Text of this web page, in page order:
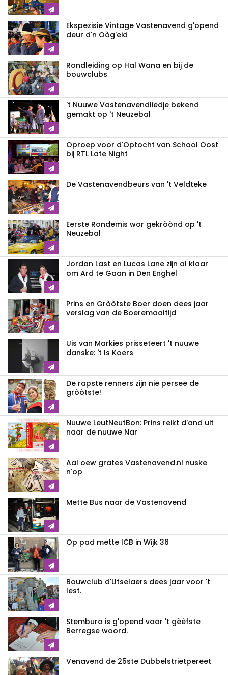
Ekspezisie Vintage Vastenavend g'opend
deur d'n Oòg'eid
Rondleiding op Hal Wana en bij de
bouwclubs
't Nuuwe Vastenavendliedje bekend
gemakt op 't Neuzebal
Oproep voor d'Optocht van School Oost
bij RTL Late Night
De Vastenavendbeurs van 't Veldteke
Eerste Rondemis wor gekròònd op 't
Neuzebal
Jordan Last en Lucas Lane zijn al klaar
om Ard te Gaan in Den Enghel
Prins en Gròòtste Boer doen dees jaar
verslag van de Boeremaaltijd
Uis van Markies prisseteert 't nuuwe
danske: 't Is Koers
De rapste renners zijn nie persee de
gròòtste!
Nuuwe LeutNeutBon: Prins reikt d'and uit
naar de nuuwe Nar
Aal oew grates Vastenavend.nl nuske
n'op
Mette Bus naar de Vastenavend
Op pad mette ICB in Wijk 36
Bouwclub d'Utselaers dees jaar voor 't
lest.
Stemburo is g'opend voor 't gèèfste
Berregse woord.
Venavend de 25ste Dubbelstrietpereet